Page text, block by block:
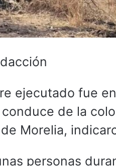
ejecutado fue
de la
Morelia,
personas